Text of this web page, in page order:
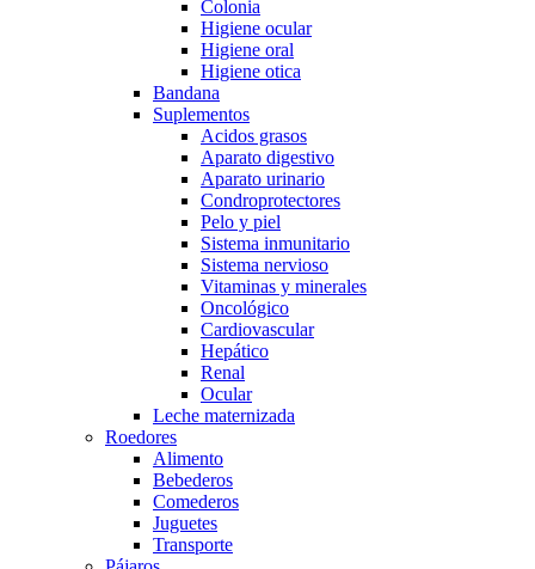
Colonia
Higiene ocular
Higiene oral
Higiene otica
Bandana
Suplementos
Acidos grasos
Aparato digestivo
Aparato urinario
Condroprotectores
Pelo y piel
Sistema inmunitario
Sistema nervioso
Vitaminas y minerales
Oncológico
Cardiovascular
Hepático
Renal
Ocular
Leche maternizada
Roedores
Alimento
Bebederos
Comederos
Juguetes
Transporte